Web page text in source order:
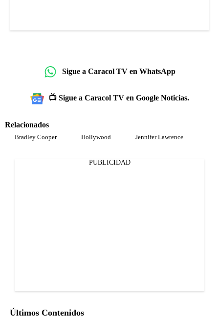
Sigue a Caracol TV en WhatsApp
📺 Sigue a Caracol TV en Google Noticias.
Relacionados
Bradley Cooper Hollywood Jennifer Lawrence
PUBLICIDAD
Últimos Contenidos